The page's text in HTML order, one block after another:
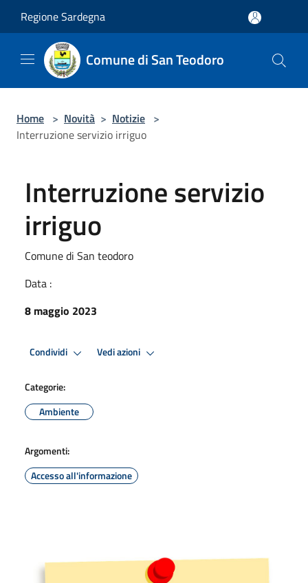
Regione Sardegna
Comune di San Teodoro
Home > Novità > Notizie >
Interruzione servizio irriguo
Interruzione servizio
irriguo
Comune di San teodoro
Data :
8 maggio 2023
Condividi Vedi azioni
Categorie:
Ambiente
Argomenti:
Accesso all'informazione